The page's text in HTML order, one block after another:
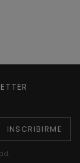
INSCRIBIRME